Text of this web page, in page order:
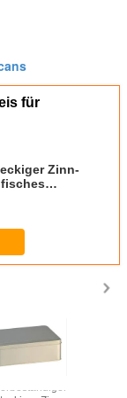
für
Zinn-